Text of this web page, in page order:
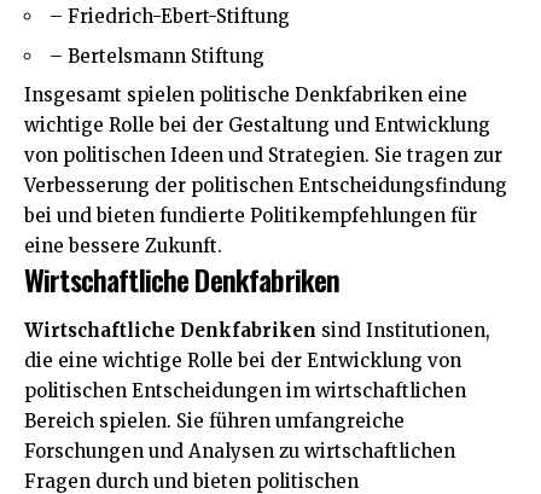
– Friedrich-Ebert-Stiftung
– Bertelsmann Stiftung
Insgesamt spielen politische Denkfabriken eine
wichtige Rolle bei der Gestaltung und Entwicklung
von politischen Ideen und Strategien. Sie tragen zur
Verbesserung der politischen Entscheidungsfindung
bei und bieten fundierte Politikempfehlungen für
eine bessere Zukunft.
Wirtschaftliche Denkfabriken
Wirtschaftliche Denkfabriken sind Institutionen,
die eine wichtige Rolle bei der Entwicklung von
politischen Entscheidungen im wirtschaftlichen
Bereich spielen. Sie führen umfangreiche
Forschungen und Analysen zu wirtschaftlichen
Fragen durch und bieten politischen